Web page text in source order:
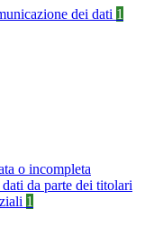
dei dati 1
o incompleta
da parte dei titolari
1